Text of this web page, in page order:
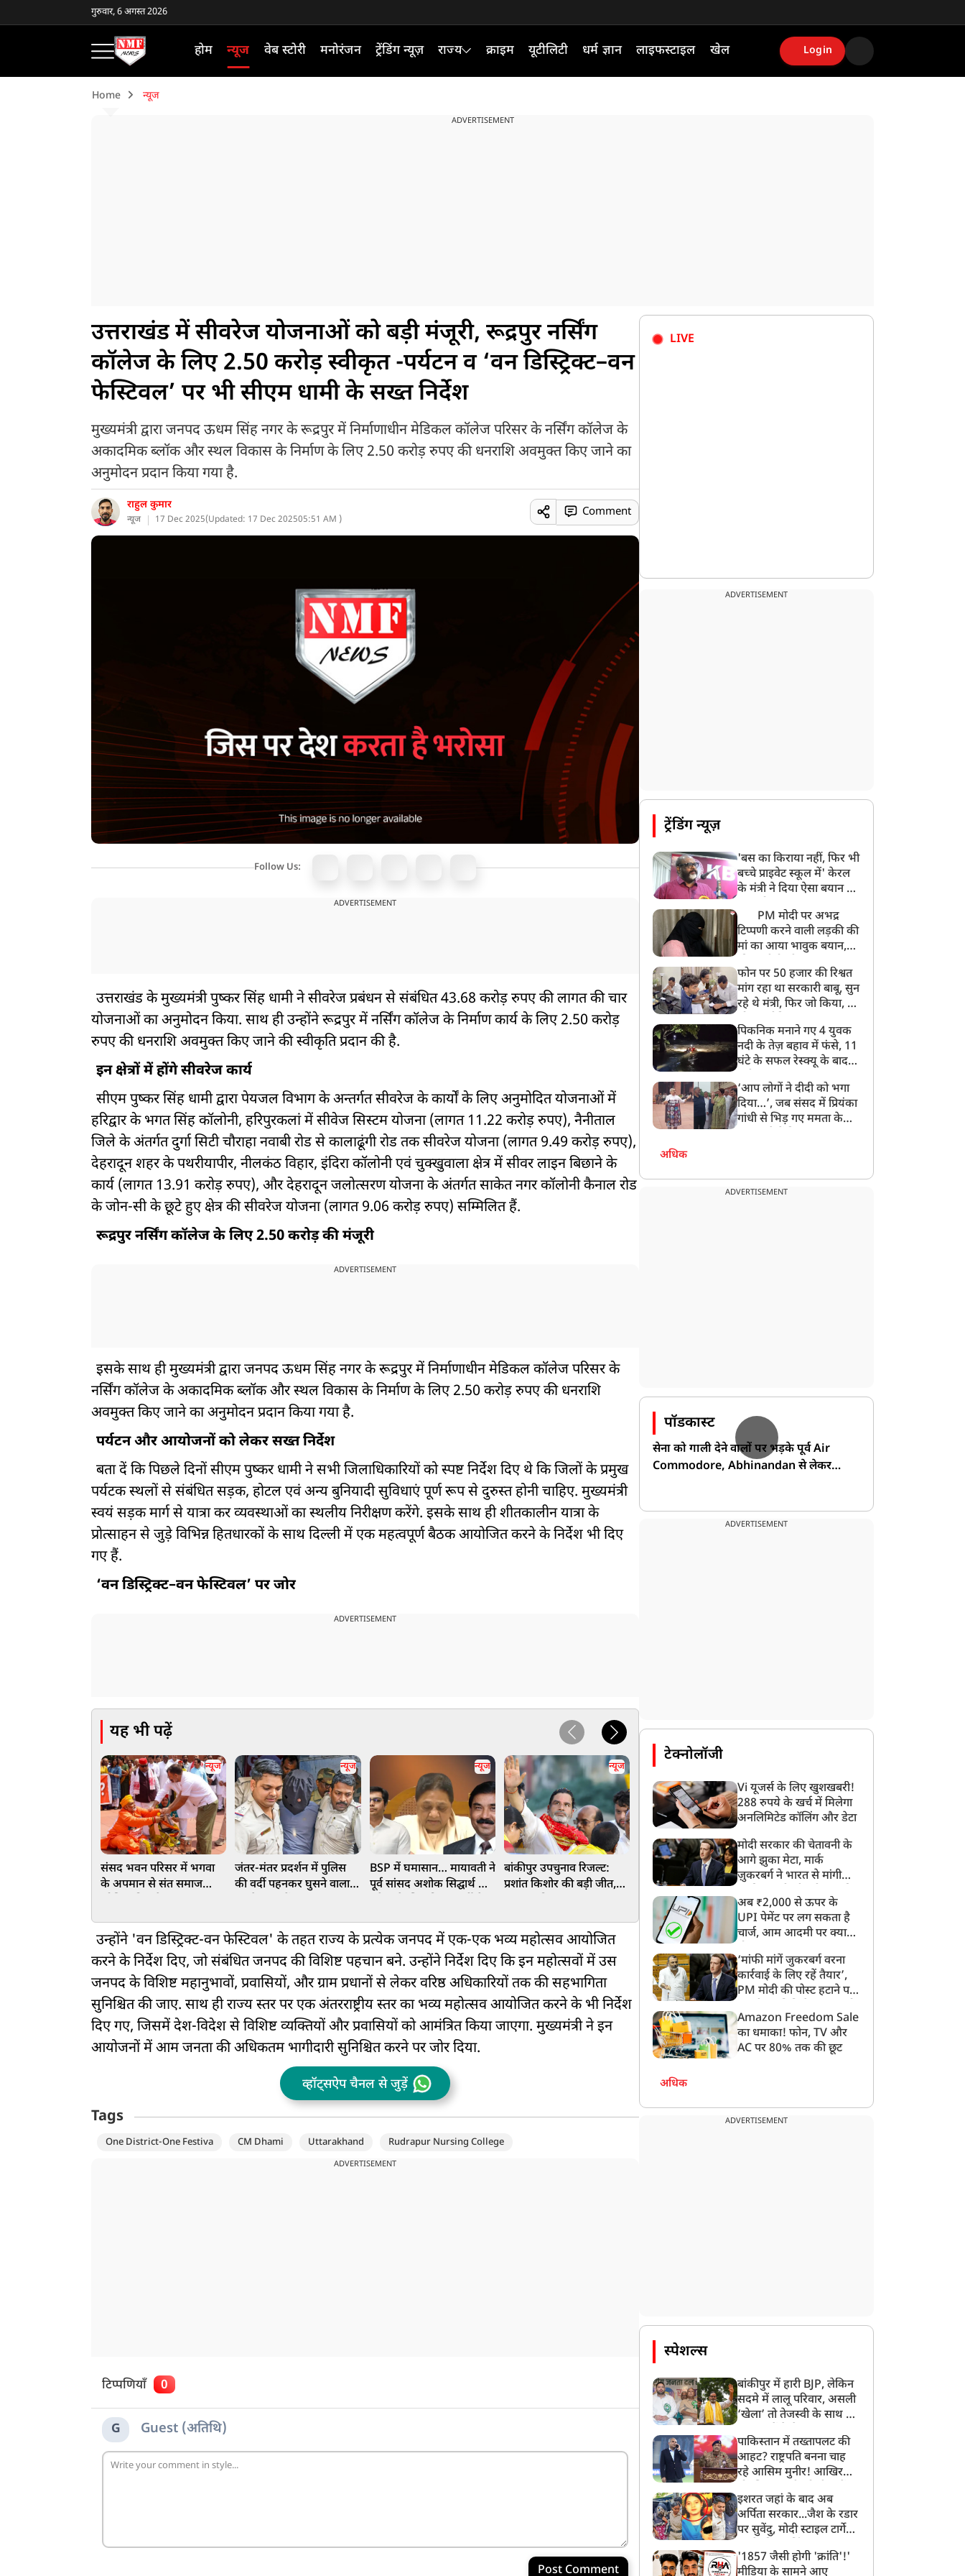
गुरुवार, 6 अगस्त 2026
होम न्यूज वेब स्टोरी मनोरंजन ट्रेंडिंग न्यूज़ राज्य क्राइम यूटीलिटी धर्म ज्ञान लाइफस्टाइल खेल Login
Home न्यूज
ADVERTISEMENT
उत्तराखंड में सीवरेज योजनाओं को बड़ी मंजूरी, रूद्रपुर नर्सिंग
कॉलेज के लिए 2.50 करोड़ स्वीकृत -पर्यटन व ‘वन डिस्ट्रिक्ट–वन
फेस्टिवल’ पर भी सीएम धामी के सख्त निर्देश
मुख्यमंत्री द्वारा जनपद ऊधम सिंह नगर के रूद्रपुर में निर्माणाधीन मेडिकल कॉलेज परिसर के नर्सिंग कॉलेज के
अकादमिक ब्लॉक और स्थल विकास के निर्माण के लिए 2.50 करोड़ रुपए की धनराशि अवमुक्त किए जाने का
अनुमोदन प्रदान किया गया है.
राहुल कुमार
न्यूज 17 Dec 2025(Updated: 17 Dec 202505:51 AM )
Comment
Follow Us:
ADVERTISEMENT
उत्तराखंड के मुख्यमंत्री पुष्कर सिंह धामी ने सीवरेज प्रबंधन से संबंधित 43.68 करोड़ रुपए की लागत की चार
योजनाओं का अनुमोदन किया. साथ ही उन्होंने रूद्रपुर में नर्सिंग कॉलेज के निर्माण कार्य के लिए 2.50 करोड़
रुपए की धनराशि अवमुक्त किए जाने की स्वीकृति प्रदान की है.
इन क्षेत्रों में होंगे सीवरेज कार्य
सीएम पुष्कर सिंह धामी द्वारा पेयजल विभाग के अन्तर्गत सीवरेज के कार्यों के लिए अनुमोदित योजनाओं में
हरिद्वार के भगत सिंह कॉलोनी, हरिपुरकलां में सीवेज सिस्टम योजना (लागत 11.22 करोड़ रुपए), नैनीताल
जिले के अंतर्गत दुर्गा सिटी चौराहा नवाबी रोड से कालाढूंगी रोड तक सीवरेज योजना (लागत 9.49 करोड़ रुपए),
देहरादून शहर के पथरीयापीर, नीलकंठ विहार, इंदिरा कॉलोनी एवं चुक्खुवाला क्षेत्र में सीवर लाइन बिछाने के
कार्य (लागत 13.91 करोड़ रुपए), और देहरादून जलोत्सरण योजना के अंतर्गत साकेत नगर कॉलोनी कैनाल रोड
के जोन-सी के छूटे हुए क्षेत्र की सीवरेज योजना (लागत 9.06 करोड़ रुपए) सम्मिलित हैं.
रूद्रपुर नर्सिंग कॉलेज के लिए 2.50 करोड़ की मंजूरी
ADVERTISEMENT
इसके साथ ही मुख्यमंत्री द्वारा जनपद ऊधम सिंह नगर के रूद्रपुर में निर्माणाधीन मेडिकल कॉलेज परिसर के
नर्सिंग कॉलेज के अकादमिक ब्लॉक और स्थल विकास के निर्माण के लिए 2.50 करोड़ रुपए की धनराशि
अवमुक्त किए जाने का अनुमोदन प्रदान किया गया है.
पर्यटन और आयोजनों को लेकर सख्त निर्देश
बता दें कि पिछले दिनों सीएम पुष्कर धामी ने सभी जिलाधिकारियों को स्पष्ट निर्देश दिए थे कि जिलों के प्रमुख
पर्यटक स्थलों से संबंधित सड़क, होटल एवं अन्य बुनियादी सुविधाएं पूर्ण रूप से दुरुस्त होनी चाहिए. मुख्यमंत्री
स्वयं सड़क मार्ग से यात्रा कर व्यवस्थाओं का स्थलीय निरीक्षण करेंगे. इसके साथ ही शीतकालीन यात्रा के
प्रोत्साहन से जुड़े विभिन्न हितधारकों के साथ दिल्ली में एक महत्वपूर्ण बैठक आयोजित करने के निर्देश भी दिए
गए हैं.
‘वन डिस्ट्रिक्ट–वन फेस्टिवल’ पर जोर
ADVERTISEMENT
यह भी पढ़ें
न्यूज
संसद भवन परिसर में भगवा
के अपमान से संत समाज
न्यूज
जंतर-मंतर प्रदर्शन में पुलिस
की वर्दी पहनकर घुसने वाला
न्यूज
BSP में घमासान… मायावती ने
पूर्व सांसद अशोक सिद्घार्थ को
न्यूज
बांकीपुर उपचुनाव रिजल्ट:
प्रशांत किशोर की बड़ी जीत,
को दी मात
कौन हैं विश्वेश नेगी? जिन्हें जंग
के बीच मोदी सरकार ने तेहरान
में दी बड़ी जिम्मेदारी
'CJP प्रोटेस्ट से इस मनहूस देश
में मुसलमान थोड़ी सांस ले
पाए', JNU की पूर्व प्रोफेसर के
बयान पर सोशल मीडिया पर
मचा बवाल; लोगों ने कहा-
उन्होंने 'वन डिस्ट्रिक्ट-वन फेस्टिवल' के तहत राज्य के प्रत्येक जनपद में एक-एक भव्य महोत्सव आयोजित
करने के निर्देश दिए, जो संबंधित जनपद की विशिष्ट पहचान बने. उन्होंने निर्देश दिए कि इन महोत्सवों में उस
जनपद के विशिष्ट महानुभावों, प्रवासियों, और ग्राम प्रधानों से लेकर वरिष्ठ अधिकारियों तक की सहभागिता
सुनिश्चित की जाए. साथ ही राज्य स्तर पर एक अंतरराष्ट्रीय स्तर का भव्य महोत्सव आयोजित करने के भी निर्देश
दिए गए, जिसमें देश-विदेश से विशिष्ट व्यक्तियों और प्रवासियों को आमंत्रित किया जाएगा. मुख्यमंत्री ने इन
आयोजनों में आम जनता की अधिकतम भागीदारी सुनिश्चित करने पर जोर दिया.
व्हॉट्सऐप चैनल से जुड़ें
Tags
One District-One Festiva CM Dhami Uttarakhand Rudrapur Nursing College
ADVERTISEMENT
टिप्पणियाँ 0
G Guest (अतिथि)
Post Comment
LIVE
ADVERTISEMENT
ट्रेंडिंग न्यूज़
'बस का किराया नहीं, फिर भी
बच्चे प्राइवेट स्कूल में' केरल
के मंत्री ने दिया ऐसा बयान की
PM मोदी पर अभद्र
टिप्पणी करने वाली लड़की की
मां का आया भावुक बयान,
बेटी को गोद लें प्रधानमंत्री
फोन पर 50 हजार की रिश्वत
मांग रहा था सरकारी बाबू, सुन
रहे थे मंत्री, फिर जो किया, वो
पिकनिक मनाने गए 4 युवक
नदी के तेज़ बहाव में फंसे, 11
घंटे के सफल रेस्क्यू के बाद
‘आप लोगों ने दीदी को भगा
दिया…’, जब संसद में प्रियंका
गांधी से भिड़ गए ममता के
अधिक
ADVERTISEMENT
पॉडकास्ट
सेना को गाली देने वालों पर भड़के पूर्व Air
Commodore, Abhinandan से लेकर
ADVERTISEMENT
टेक्नोलॉजी
Vi यूजर्स के लिए खुशखबरी!
288 रुपये के खर्च में मिलेगा
अनलिमिटेड कॉलिंग और डेटा
मोदी सरकार की चेतावनी के
आगे झुका मेटा, मार्क
ज़ुकरबर्ग ने भारत से मांगी
अब ₹2,000 से ऊपर के
UPI पेमेंट पर लग सकता है
चार्ज, आम आदमी पर क्या
‘मांफी मांगें जुकरबर्ग वरना
कार्रवाई के लिए रहें तैयार’,
PM मोदी की पोस्ट हटाने पर
लगाई फटकार
Amazon Freedom Sale
का धमाका! फोन, TV और
AC पर 80% तक की छूट
अधिक
ADVERTISEMENT
स्पेशल्स
बांकीपुर में हारी BJP, लेकिन
सदमे में लालू परिवार, असली
‘खेला’ तो तेजस्वी के साथ हो
पाकिस्तान में तख्तापलट की
आहट? राष्ट्रपति बनना चाह
रहे आसिम मुनीर! आखिर
बनाया मोहरा?
इशरत जहां के बाद अब
अर्पिता सरकार...जैश के रडार
पर सुवेंदु, मोदी स्टाइल टार्गेट
बड़ा एक्शन!
'1857 जैसी होगी 'क्रांति'!'
मीडिया के सामने आए